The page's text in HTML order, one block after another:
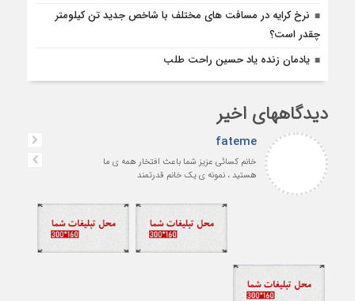
نرخ کرایه در مسافت‌ های مختلف با شاخص جدید تن کیلومتر
چقدر است؟
یادمان زنده یاد حسین راحت طلب
دیدگاههای اخیر
fateme
خانم کسائی عزیز شما باعث افتخار همه ی ما
هستید ، نمونه ی یک خانم قدرتمند